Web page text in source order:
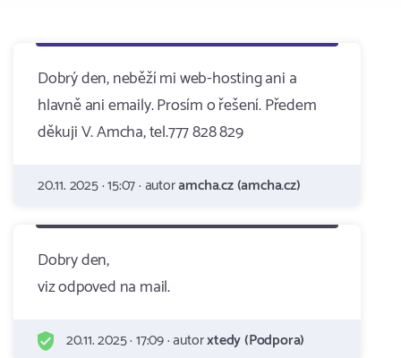
Dobrý den, neběží mi web-hosting ani a
hlavně ani emaily. Prosím o řešení. Předem
děkuji V. Amcha, tel.777 828 829
20.11. 2025 · 15:07 · autoramcha.cz (amcha.cz)
Dobry den,
viz odpoved na mail.
20.11. 2025 · 17:09 · autorxtedy (Podpora)